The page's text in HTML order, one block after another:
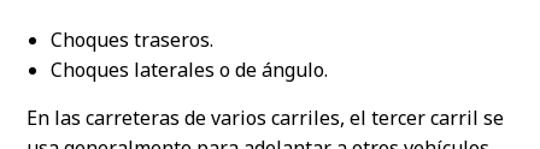
Choques traseros.
Choques laterales o de ángulo.
En las carreteras de varios carriles, el tercer carril se